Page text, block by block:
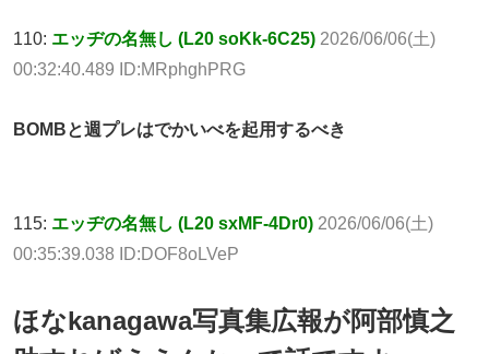
110: エッヂの名無し (L20 soKk-6C25) 2026/06/06(土)
00:32:40.489 ID:MRphghPRG
BOMBと週プレはでかいべを起用するべき
115: エッヂの名無し (L20 sxMF-4Dr0) 2026/06/06(土)
00:35:39.038 ID:DOF8oLVeP
ほなkanagawa写真集広報が阿部慎之